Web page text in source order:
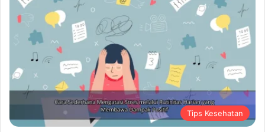
Tips Kesehatan